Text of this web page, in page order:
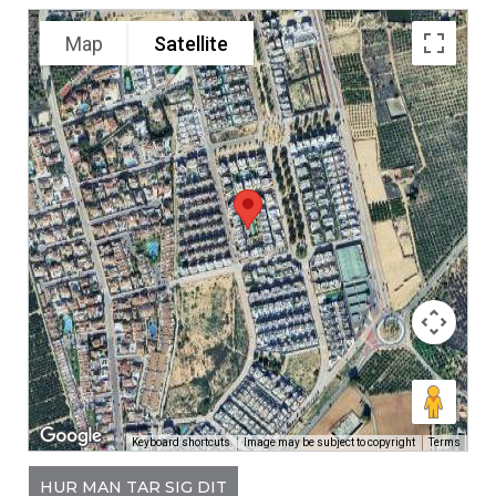
Map Satellite
Keyboard shortcuts Image may be subject to copyright Terms
HUR MAN TAR SIG DIT